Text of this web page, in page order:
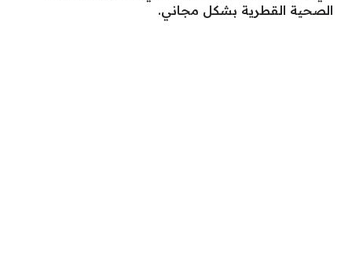
الصحية القطرية بشكل مجاني.